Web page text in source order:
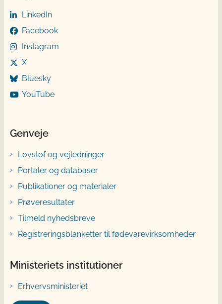
LinkedIn
Facebook
Instagram
X
Bluesky
YouTube
Genveje
Lovstof og vejledninger
Portaler og databaser
Publikationer og materialer
Prøveresultater
Tilmeld nyhedsbreve
Registreringsblanketter til fødevarevirksomheder
Ministeriets institutioner
Erhvervsministeriet